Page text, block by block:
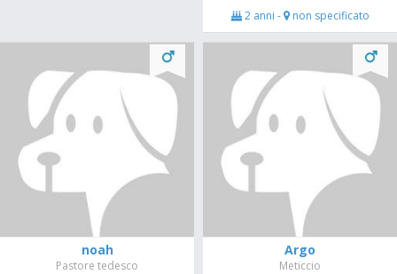
2 anni - non specificato
noah
Pastore tedesco
Argo
Meticcio